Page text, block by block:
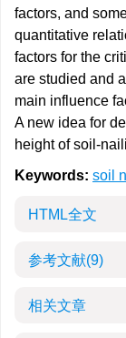
factors, and
quantitative
factors for the
are studied and
main influence
A new idea for
height of soil-
Keywords: soil
HTML全文
参考文献(9)
相关文章